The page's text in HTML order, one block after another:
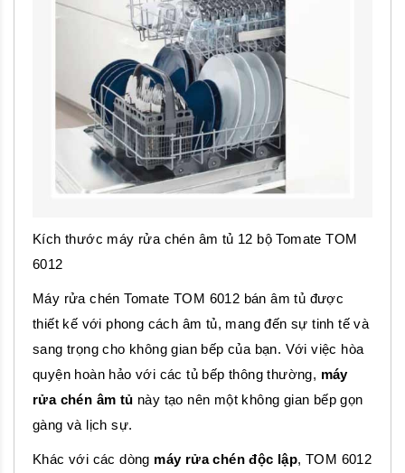
Kích thước máy rửa chén âm tủ 12 bộ Tomate TOM
6012
Máy rửa chén Tomate TOM 6012 bán âm tủ được
thiết kế với phong cách âm tủ, mang đến sự tinh tế và
sang trọng cho không gian bếp của bạn. Với việc hòa
quyện hoàn hảo với các tủ bếp thông thường, máy
rửa chén âm tủ này tạo nên một không gian bếp gọn
gàng và lịch sự.
Khác với các dòng máy rửa chén độc lập, TOM 6012